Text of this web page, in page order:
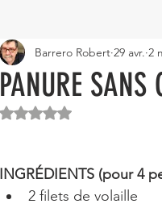
PANURE SANS
Barrero Robert 29 avr. 2
Noté NaN étoiles sur 5.
INGRÉDIENTS (pour 4
2 filets de volaille